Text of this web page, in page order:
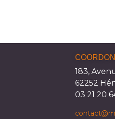
183,
62252
03 21 20